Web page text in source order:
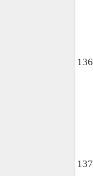
136
137